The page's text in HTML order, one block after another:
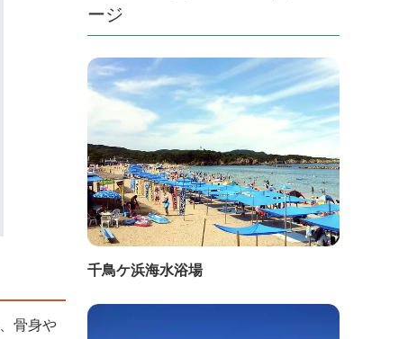
骨身や
ージ
千鳥ケ浜海水浴場